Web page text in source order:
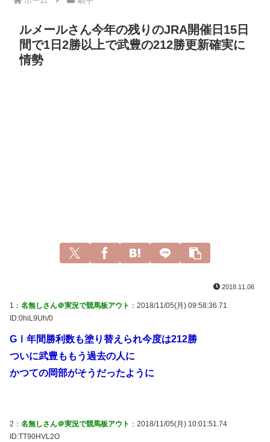
ルメールさん今年の残りのJRA開催日15日
間で1日2勝以上で武豊の212勝更新確実に
情勢
2018.11.06
1： 名無しさん＠実況で競馬板アウト ：2018/11/05(月) 09:58:36.71
ID:0hiL9Uh/0
GⅠ年間勝利数も塗り替えられ今度は212勝
ついに武豊ももう過去の人に
かつての岡部がそうだったように
2： 名無しさん＠実況で競馬板アウト ：2018/11/05(月) 10:01:51.74
ID:TT90HVL2O